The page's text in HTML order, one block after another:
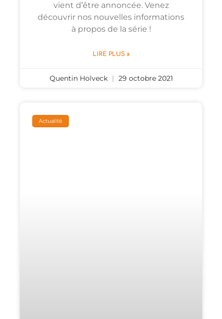
vient d’être annoncée. Venez
découvrir nos nouvelles informations
à propos de la série !
LIRE PLUS »
Quentin Holveck 29 octobre 2021
Actualité